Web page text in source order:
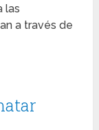
las
a través de